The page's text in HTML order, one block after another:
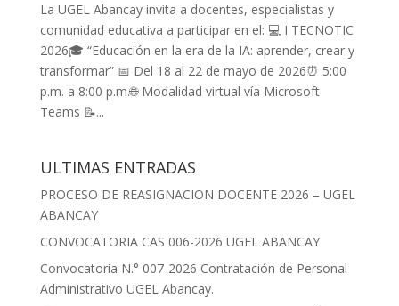
La UGEL Abancay invita a docentes, especialistas y
comunidad educativa a participar en el: 💻 I TECNOTIC
2026🎓 “Educación en la era de la IA: aprender, crear y
transformar” 📅 Del 18 al 22 de mayo de 2026⏰ 5:00
p.m. a 8:00 p.m.🌐 Modalidad virtual vía Microsoft
Teams 📝...
ULTIMAS ENTRADAS
PROCESO DE REASIGNACION DOCENTE 2026 – UGEL
ABANCAY
CONVOCATORIA CAS 006-2026 UGEL ABANCAY
Convocatoria N.° 007-2026 Contratación de Personal
Administrativo UGEL Abancay.